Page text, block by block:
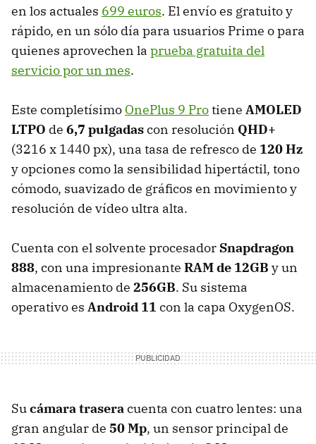
en los actuales 699 euros. El envío es gratuito y
rápido, en un sólo día para usuarios Prime o para
quienes aprovechen la prueba gratuita del
servicio por un mes.
Este completísimo OnePlus 9 Protiene AMOLED
LTPO de 6,7 pulgadascon resolución QHD+
(3216 x 1440 px), una tasa de refresco de 120 Hz
y opciones como la sensibilidad hipertáctil, tono
cómodo, suavizado de gráficos en movimiento y
resolución de vídeo ultra alta.
Cuenta con el solvente procesador Snapdragon
888, con una impresionante RAM de 12GB y un
almacenamiento de 256GB. Su sistema
operativo es Android 11 con la capa OxygenOS.
Sucámara traseracuenta con cuatro lentes: una
gran angular de 50 Mp, un sensor principal de